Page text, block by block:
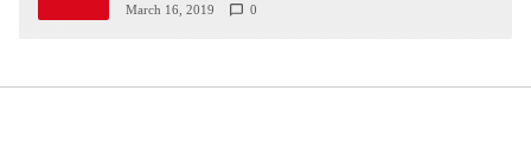
March 16, 2019 0